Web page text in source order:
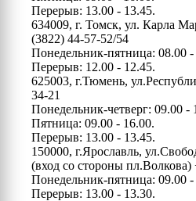
Перерыв: 13.00 - 13.45.
634009, г. Томск, ул. Карла
(3822) 44-57-52/54
Понедельник-пятница: 08.00 -
Перерыв: 12.00 - 12.45.
625003, г.Тюмень,
34-21
Понедельник-четверг: 09.00 -
Пятница: 09.00 - 16.00.
Перерыв: 13.00 - 13.45.
150000, г.Ярославль,
(вход со стороны пл.Волкова)
Понедельник-пятница: 09.00 -
Перерыв: 13.00 - 13.30.